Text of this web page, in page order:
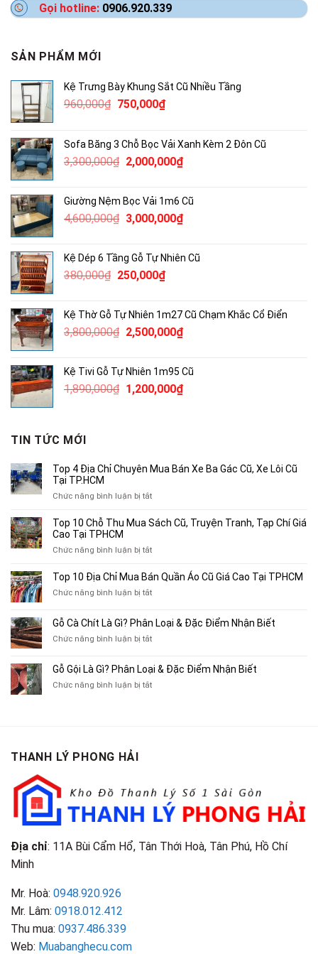
Gọi hotline: 0906.920.339
SẢN PHẨM MỚI
Kệ Trưng Bày Khung Sắt Cũ Nhiều Tầng
960,000₫ Giá
960,000₫.
750,000₫Giá
là:
750,000₫.
Sofa Băng 3 Chỗ Bọc Vải Xanh Kèm 2 Đôn Cũ
3,300,000₫ Giá
3,300,000₫.
2,000,000₫Giá
là:
2,000,000₫.
Giường Nệm Bọc Vải 1m6 Cũ
4,600,000₫ Giá
4,600,000₫.
3,000,000₫Giá
là:
Kệ Dép 6 Tầng Gỗ Tự Nhiên Cũ
380,000₫ Giá
380,000₫.
250,000₫Giá
là:
250,000₫.
Kệ Thờ Gỗ Tự Nhiên 1m27 Cũ Chạm Khắc Cổ Điển
3,800,000₫ Giá
3,800,000₫.
2,500,000₫Giá
là:
2,500,000₫.
Kệ Tivi Gỗ Tự Nhiên 1m95 Cũ
1,890,000₫ Giá
1,200,000₫Giá
TIN TỨC MỚI
Top 4 Địa Chỉ Chuyên Mua Bán Xe Ba Gác Cũ, Xe Lôi Cũ
Tại TP.HCM
Chức năng bình luận bị tắtở
4
Bán
Xe
Cũ,
Xe
Cũ
TP.HCM
Top 10 Chỗ Thu Mua Sách Cũ, Truyện Tranh, Tạp Chí Giá
Cao Tại TPHCM
Chức năng bình luận bị tắtở
10
Thu
Sách
Tạp
Chí
Top 10 Địa Chỉ Mua Bán Quần Áo Cũ Giá Cao Tại TPHCM
Chức năng bình luận bị tắtở
Địa
Chỉ
Bán
Áo
Gỗ Cà Chít Là Gì? Phân Loại & Đặc Điểm Nhận Biết
Chức năng bình luận bị tắtở
Chít
Là
Gỗ Gội Là Gì? Phân Loại & Đặc Điểm Nhận Biết
Chức năng bình luận bị tắtở
Điểm
Nhận
Biết
THANH LÝ PHONG HẢI
Địa chỉ: 11A Bùi Cẩm Hổ, Tân Thới Hoà, Tân Phú, Hồ Chí
Minh
Mr. Hoà: 0948.920.926
Mr. Lâm: 0918.012.412
Thu mua: 0937.486.339
Web: Muabanghecu.com